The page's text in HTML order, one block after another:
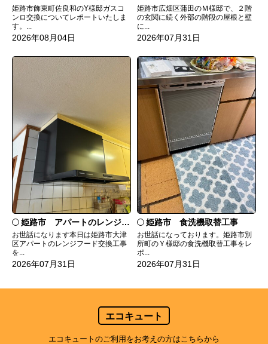
姫路市飾東町佐良和のY様邸ガスコ
ンロ交換についてレポートいたしま
す。...
2026年08月04日
姫路市広畑区蒲田のＭ様邸で、２階
の玄関に続く外部の階段の屋根と壁
に...
2026年07月31日
姫路市 アパートのレンジフード交換
お世話になります本日は姫路市大津
区アパートのレンジフード交換工事
を...
2026年07月31日
姫路市 食洗機取替工事
お世話になっております。姫路市別
所町のＹ様邸の食洗機取替工事をレ
ポ...
2026年07月31日
エコキュート
エコキュートのご利用をお考えの方はこちらから